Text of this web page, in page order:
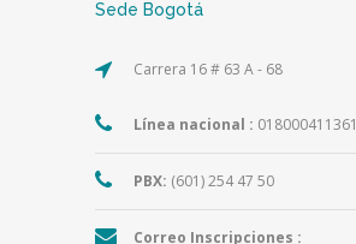
Sede Bogotá
Carrera 16 # 63 A - 68
Línea nacional : 018000411361
PBX: (601) 254 47 50
Correo Inscripciones :